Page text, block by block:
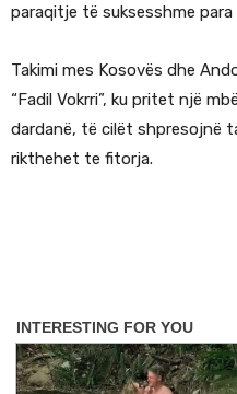
paraqitje të suksesshme
Takimi mes Kosovës dhe
“Fadil Vokrri”, ku pritet një
dardanë, të cilët shpresojnë
rikthehet te fitorja.